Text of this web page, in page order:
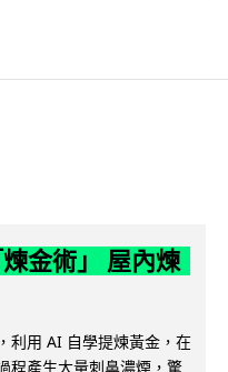
金術」 屋內煉
利用 AI 自學提煉黃金，在
程產生大量刺鼻濃煙，驚